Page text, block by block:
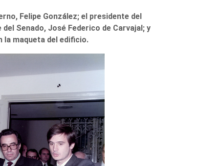
Felipe González; el presidente del
Senado, José Federico de Carvajal; y
la maqueta del edificio.